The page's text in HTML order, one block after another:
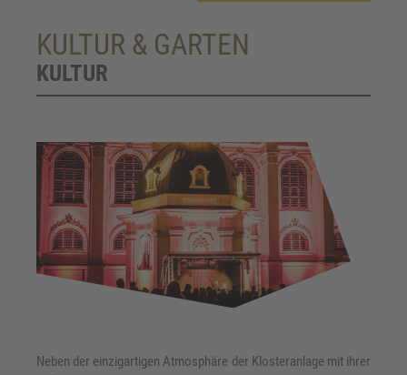
KULTUR & GARTEN
KULTUR
Neben der einzigartigen Atmosphäre der Klosteranlage mit ihrer